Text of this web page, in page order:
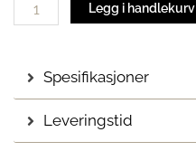
antall
Legg i handlekurv
Spesifikasjoner
Leveringstid